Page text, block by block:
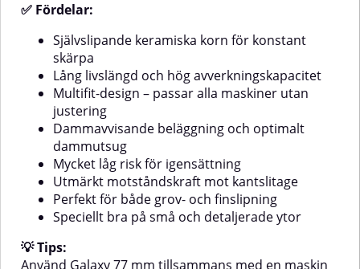
✅ Fördelar:
Självslipande keramiska korn för konstant
skärpa
Lång livslängd och hög avverkningskapacitet
Multifit-design – passar alla maskiner utan
justering
Dammavvisande beläggning och optimalt
dammutsug
Mycket låg risk för igensättning
Utmärkt motståndskraft mot kantslitage
Perfekt för både grov- och finslipning
Speciellt bra på små och detaljerade ytor
💡 Tips:
Använd Galaxy 77 mm tillsammans med en maskin